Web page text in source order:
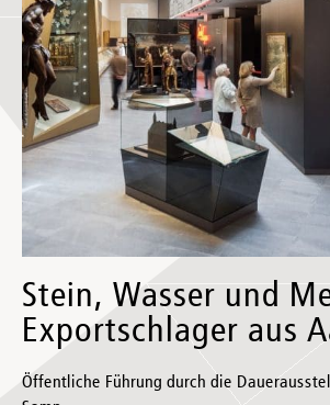
Stein, Wasser und
Exportschlager aus
Öffentliche Führung durch die